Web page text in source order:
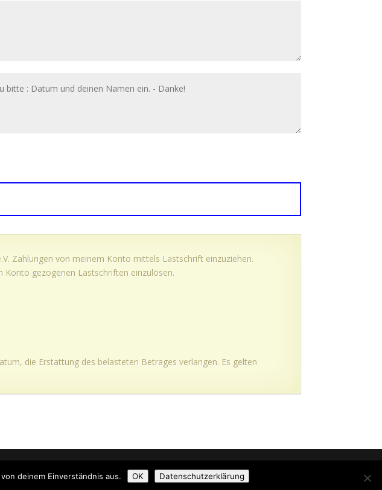
Zahlungen von meinem Konto mittels Lastschrift einzuziehen.
gezogenen Lastschriften einzulösen.
die Erstattung des belasteten Betrages verlangen. Es gelten
deinem Einverständnis aus. OK Datenschutzerklärung